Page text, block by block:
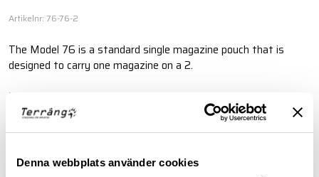
Denna webbplats använder cookies
Artikelnr: 76-76-2
The Model 76 is a standard single magazine pouch that is
designed to carry one magazine on a 2.
Läs mer